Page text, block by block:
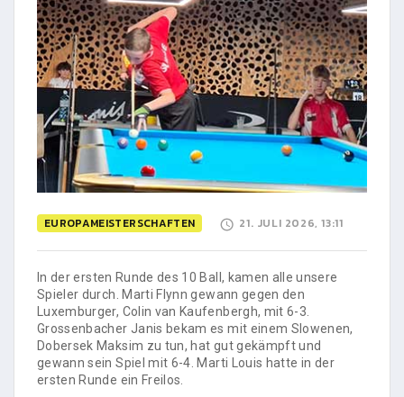
EUROPAMEISTERSCHAFTEN 21. JULI 2026, 13:11
In der ersten Runde des 10 Ball, kamen alle unsere
Spieler durch. Marti Flynn gewann gegen den
Luxemburger, Colin van Kaufenbergh, mit 6-3.
Grossenbacher Janis bekam es mit einem Slowenen,
Dobersek Maksim zu tun, hat gut gekämpft und
gewann sein Spiel mit 6-4. Marti Louis hatte in der
ersten Runde ein Freilos.